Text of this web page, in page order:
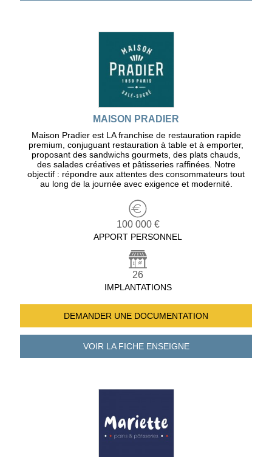
MAISON PRADIER
Maison Pradier est LA franchise de restauration rapide
premium, conjuguant restauration à table et à emporter,
proposant des sandwichs gourmets, des plats chauds,
des salades créatives et pâtisseries raffinées. Notre
objectif : répondre aux attentes des consommateurs tout
au long de la journée avec exigence et modernité.
100 000 €
APPORT PERSONNEL
26
IMPLANTATIONS
DEMANDER UNE DOCUMENTATION
VOIR LA FICHEENSEIGNE